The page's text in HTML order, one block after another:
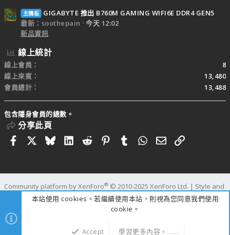
主機板
GIGABYTE 推出 B760M GAMING WIFI6E DDR4 GEN5
最新：soothepain
今天 12:02
新品資訊
線上統計
線上會員
8
線上來賓
13,480
會員總計
13,488
包含隱身會員的總數。
分享此頁
FacebookBlueskyLinkedIn
RedditPinterestTumblrWhatsApp
電子郵件
連結
Community platform by XenForo® © 2010-2025 XenForo Ltd. | Style and
add-ons by ThemeHouse
時間 1.0802s
本站使用 cookies。若繼續使用本站，則視為您同意我們使用
cookie。
Accept 學習更多內容。……